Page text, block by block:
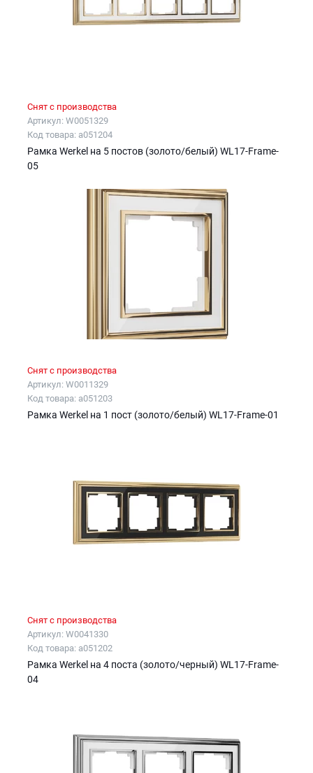
Снят с производства
Артикул: W0051329
Код товара: a051204
Рамка Werkel на 5 постов (золото/белый) WL17-Frame-
05
Снят с производства
Артикул: W0011329
Код товара: a051203
Рамка Werkel на 1 пост (золото/белый) WL17-Frame-01
Снят с производства
Артикул: W0041330
Код товара: a051202
Рамка Werkel на 4 поста (золото/черный) WL17-Frame-
04